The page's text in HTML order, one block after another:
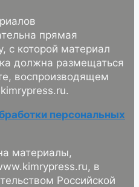
прямая
с которой материал
должна размещаться
воспроизводящем
персональных
материалы,
в
Российской